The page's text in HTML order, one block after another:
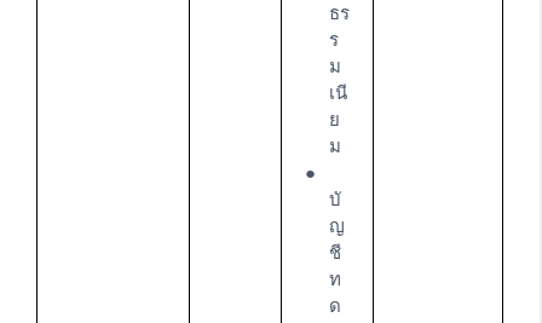
ธร
ร
ม
เนี
ย
ม
บั
ญ
ชี
ท
ด